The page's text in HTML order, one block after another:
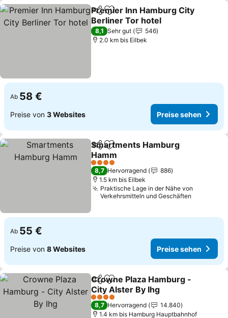
TeilenZu Favoriten hinzufügen
Premier Inn Hamburg City
Berliner Tor hotel
8,1 Sehr gut
546
2.0 km bis Eilbek
Ab 58 €
Preise von 3 Websites Preise sehen
TeilenZu Favoriten hinzufügen
Smartments Hamburg
Hamm
4 Sterne
8,7 Hervorragend
886
1.5 km bis Eilbek
Praktische Lage in der Nähe von
Verkehrsmitteln und Geschäften
Ab 55 €
Preise von 8 Websites Preise sehen
TeilenZu Favoriten hinzufügen
Crowne Plaza Hamburg -
City Alster By Ihg
4 Sterne
8,7 Hervorragend
14.840
1.4 km bis Hamburg Hauptbahnhof